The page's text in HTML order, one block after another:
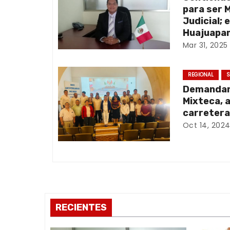
a
c
i
ó
n
d
n
t
para ser
Judicial;
Mar 31, 2025
REGIONAL
Mixteca,
Oct 14, 2024
RECIENTES